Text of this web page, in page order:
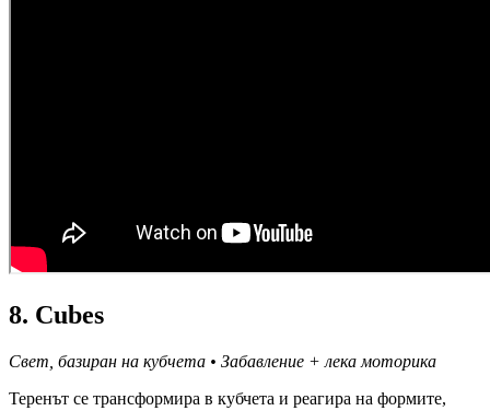
8. Cubes
Свет, базиран на кубчета • Забавление + лека моторика
Теренът се трансформира в кубчета и реагира на формите,